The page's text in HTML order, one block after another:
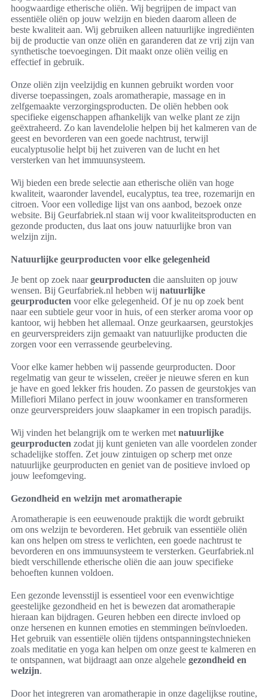
hoogwaardige etherische oliën. Wij begrijpen de impact van
essentiële oliën op jouw welzijn en bieden daarom alleen de
beste kwaliteit aan. Wij gebruiken alleen natuurlijke ingrediënten
bij de productie van onze oliën en garanderen dat ze vrij zijn van
synthetische toevoegingen. Dit maakt onze oliën veilig en
effectief in gebruik.
Onze oliën zijn veelzijdig en kunnen gebruikt worden voor
diverse toepassingen, zoals aromatherapie, massage en in
zelfgemaakte verzorgingsproducten. De oliën hebben ook
specifieke eigenschappen afhankelijk van welke plant ze zijn
geëxtraheerd. Zo kan lavendelolie helpen bij het kalmeren van de
geest en bevorderen van een goede nachtrust, terwijl
eucalyptusolie helpt bij het zuiveren van de lucht en het
versterken van het immuunsysteem.
Wij bieden een brede selectie aan etherische oliën van hoge
kwaliteit, waaronder lavendel, eucalyptus, tea tree, rozemarijn en
citroen. Voor een volledige lijst van ons aanbod, bezoek onze
website. Bij Geurfabriek.nl staan wij voor kwaliteitsproducten en
gezonde producten, dus laat ons jouw natuurlijke bron van
welzijn zijn.
Natuurlijke geurproducten voor elke gelegenheid
Je bent op zoek naargeurproducten die aansluiten op jouw
wensen. Bij Geurfabriek.nl hebben wij natuurlijke
geurproducten voor elke gelegenheid. Of je nu op zoek bent
naar een subtiele geur voor in huis, of een sterker aroma voor op
kantoor, wij hebben het allemaal. Onze geurkaarsen, geurstokjes
en geurverspreiders zijn gemaakt van natuurlijke producten die
zorgen voor een verrassende geurbeleving.
Voor elke kamer hebben wij passende geurproducten. Door
regelmatig van geur te wisselen, creëer je nieuwe sferen en kun
je have en goed lekker fris houden. Zo passen de geurstokjes van
Millefiori Milano perfect in jouw woonkamer en transformeren
onze geurverspreiders jouw slaapkamer in een tropisch paradijs.
Wij vinden het belangrijk om te werken met natuurlijke
geurproducten zodat jij kunt genieten van alle voordelen zonder
schadelijke stoffen. Zet jouw zintuigen op scherp met onze
natuurlijke geurproducten en geniet van de positieve invloed op
jouw leefomgeving.
Gezondheid en welzijn met aromatherapie
Aromatherapie is een eeuwenoude praktijk die wordt gebruikt
om ons welzijn te bevorderen. Het gebruik van essentiële oliën
kan ons helpen om stress te verlichten, een goede nachtrust te
bevorderen en ons immuunsysteem te versterken. Geurfabriek.nl
biedt verschillende etherische oliën die aan jouw specifieke
behoeften kunnen voldoen.
Een gezonde levensstijl is essentieel voor een evenwichtige
geestelijke gezondheid en het is bewezen dat aromatherapie
hieraan kan bijdragen. Geuren hebben een directe invloed op
onze hersenen en kunnen emoties en stemmingen beïnvloeden.
Het gebruik van essentiële oliën tijdens ontspanningstechnieken
zoals meditatie en yoga kan helpen om onze geest te kalmeren en
te ontspannen, wat bijdraagt aan onze algehele gezondheid en
welzijn.
Door het integreren van aromatherapie in onze dagelijkse routine,